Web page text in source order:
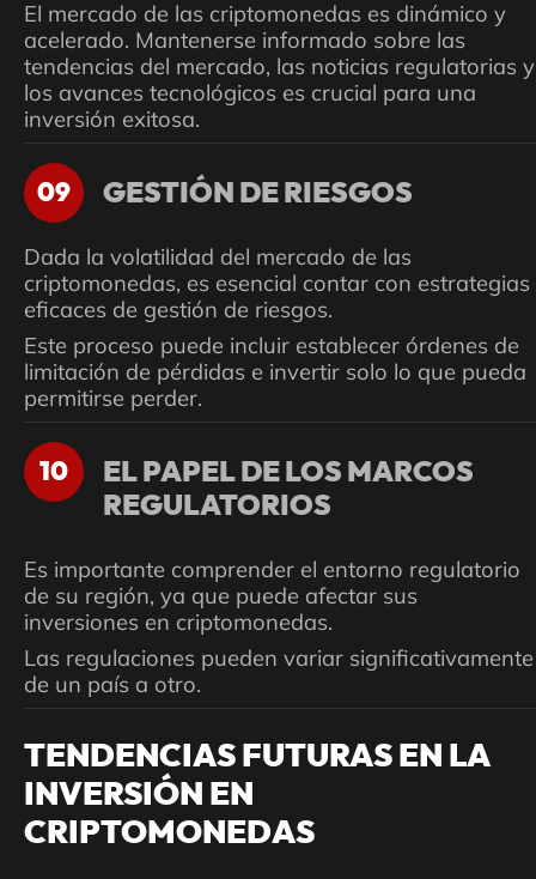
El mercado de las criptomonedas es dinámico y
acelerado. Mantenerse informado sobre las
tendencias del mercado, las noticias regulatorias y
los avances tecnológicos es crucial para una
inversión exitosa.
09 GESTIÓN DE RIESGOS
Dada la volatilidad del mercado de las
criptomonedas, es esencial contar con estrategias
eficaces de gestión de riesgos.
Este proceso puede incluir establecer órdenes de
limitación de pérdidas e invertir solo lo que pueda
permitirse perder.
10
EL PAPEL DE LOS MARCOS
REGULATORIOS
Es importante comprender el entorno regulatorio
de su región, ya que puede afectar sus
inversiones en criptomonedas.
Las regulaciones pueden variar significativamente
de un país a otro.
TENDENCIAS FUTURAS EN LA
INVERSIÓN EN
CRIPTOMONEDAS